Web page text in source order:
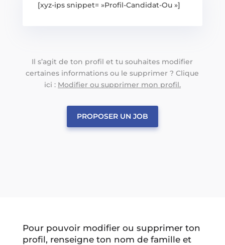
[xyz-ips snippet= »Profil-Candidat-Ou »]
Il s’agit de ton profil et tu souhaites modifier
certaines informations ou le supprimer ? Clique
ici : Modifier ou supprimer mon profil.
PROPOSER UN JOB
Pour pouvoir modifier ou supprimer ton
profil, renseigne ton nom de famille et